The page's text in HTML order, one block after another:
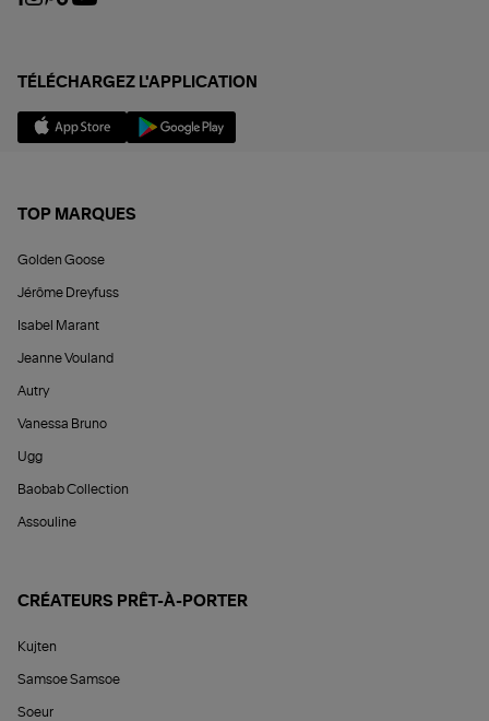
TÉLÉCHARGEZ L'APPLICATION
TOP MARQUES
Golden Goose
Jérôme Dreyfuss
Isabel Marant
Jeanne Vouland
Autry
Vanessa Bruno
Ugg
Baobab Collection
Assouline
CRÉATEURS PRÊT-À-PORTER
Kujten
Samsoe Samsoe
Soeur